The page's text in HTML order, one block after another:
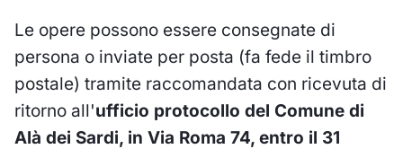
Le opere possono essere consegnate di
persona o inviate per posta (fa fede il timbro
postale) tramite raccomandata con ricevuta di
ritorno all'ufficio protocollo del Comune di
Alà dei Sardi, in Via Roma 74, entro il 31